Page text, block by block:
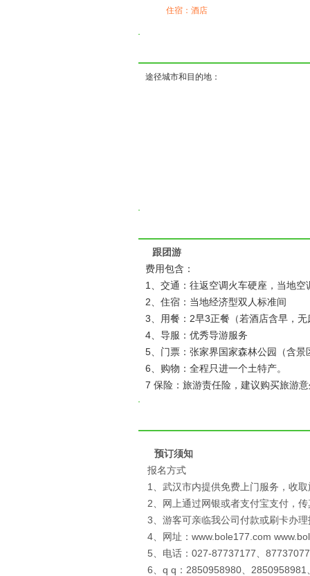
住宿：酒店
途径城市和目的地：
跟团游
费用包含：
1、交通：往返空调火车硬座，当地
2、住宿：当地经济型双人标准间
3、用餐：2早3正餐（若酒店含早，
4、导服：优秀导游服务
5、门票：张家界国家森林公园（含
6、购物：全程只进一个土特产。
7 保险：旅游责任险，建议购买旅游
预订须知
报名方式
1、武汉市内提供免费上门服务，收
2、网上通过网银或者支付宝支付，
3、游客可亲临我公司付款或刷卡办
4、网址：www.bole177.com
5、电话：027-87737177、
6、q q：2850958980、